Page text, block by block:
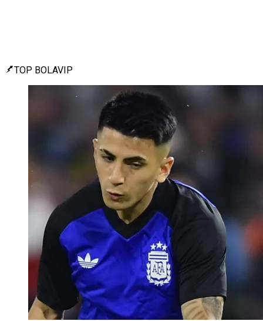
TOP BOLAVIP